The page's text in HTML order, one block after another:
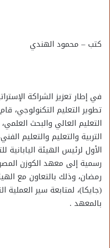
كتب – محمود الهندي
في إطار تعزيز الشراكة
تطوير التعليم التكنولوجي،
التعليم العالي والبحث
التربية والتعليم والتعليم
الأول لرئيس الهيئة اليابانية
رسمية إلى معهد الكوزن
رمضان، وذلك بالتعاون مع
(جايكا)، لمتابعة سير العملية
بالمعهد .